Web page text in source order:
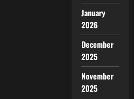
January
2026
December
2025
November
2025